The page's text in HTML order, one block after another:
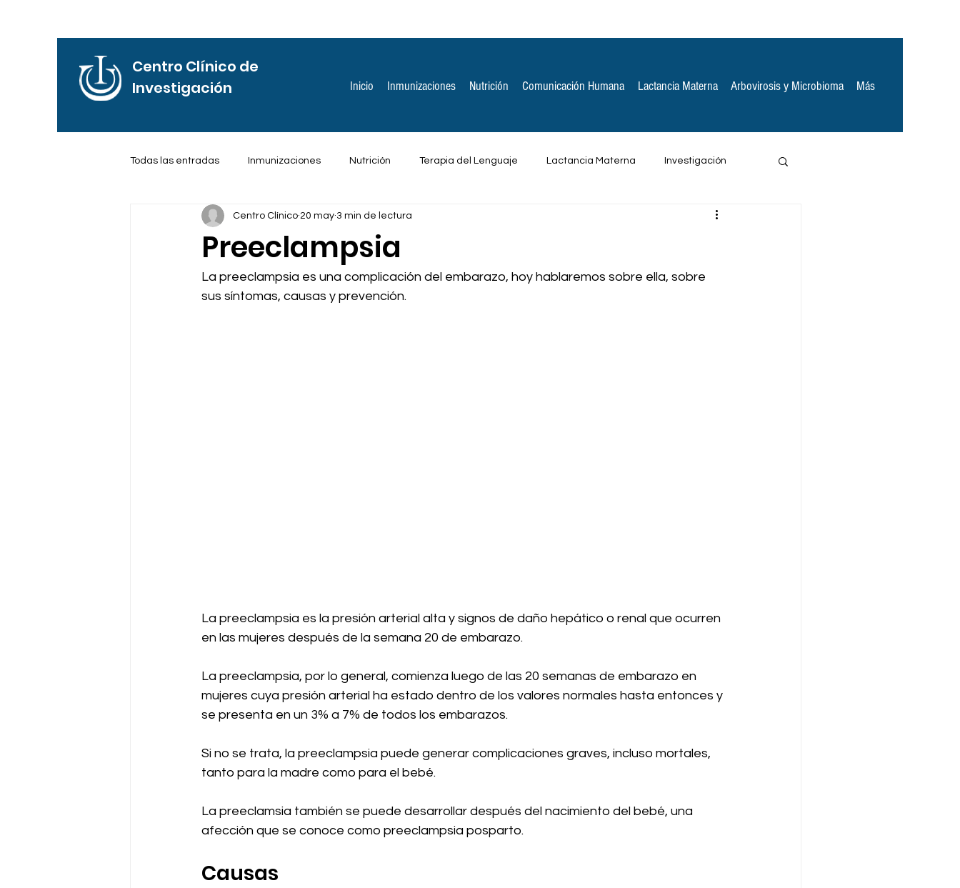
Centro Clínico de
Investigación
Inicio Inmunizaciones Nutrición Comunicación Humana Lactancia Materna Arbovirosis y Microbioma Más
Todas las entradas Inmunizaciones Nutrición Terapia del Lenguaje Lactancia Materna Investigación
Frases de Motivación Reflexiones Espirituales
Preeclampsia
Centro Clínico 20 may 3 min de lectura
La preeclampsia es una complicación del embarazo, hoy hablaremos sobre ella, sobre
sus síntomas, causas y prevención.
La preeclampsia es la presión arterial alta y signos de daño hepático o renal que ocurren
en las mujeres después de la semana 20 de embarazo.
La preeclampsia, por lo general, comienza luego de las 20 semanas de embarazo en
mujeres cuya presión arterial ha estado dentro de los valores normales hasta entonces y
se presenta en un 3% a 7% de todos los embarazos.
Si no se trata, la preeclampsia puede generar complicaciones graves, incluso mortales,
tanto para la madre como para el bebé.
La preeclamsia también se puede desarrollar después del nacimiento del bebé, una
afección que se conoce como preeclampsia posparto.
Causas